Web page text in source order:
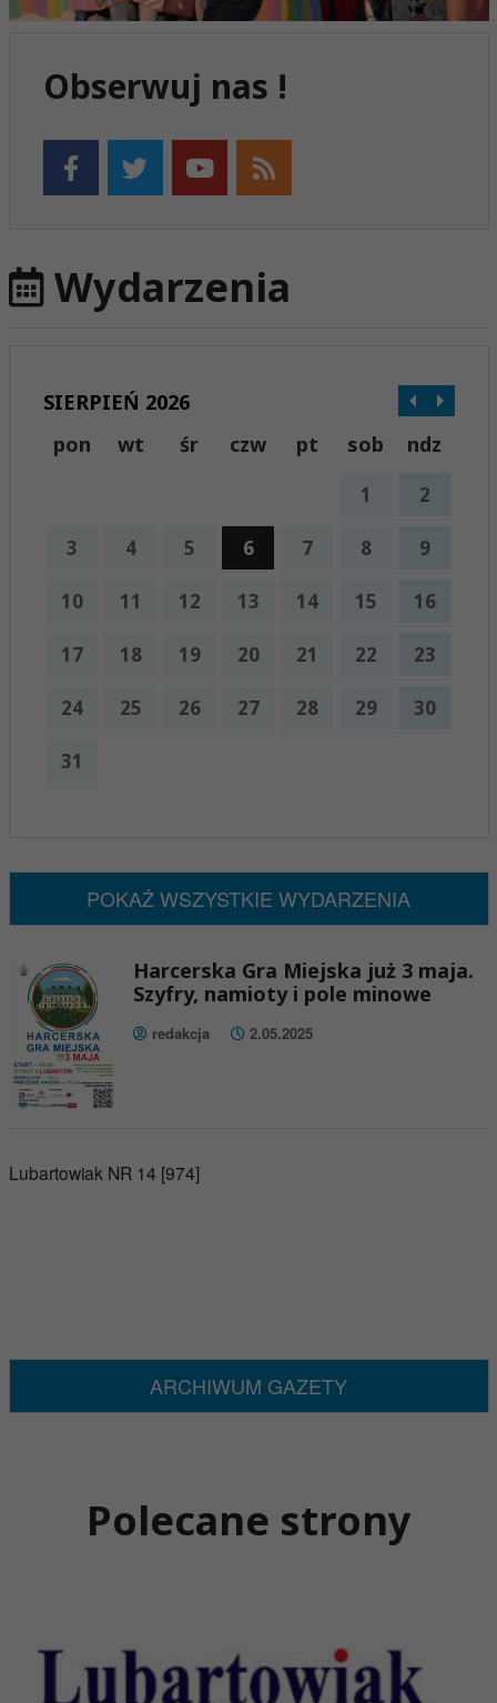
Obserwuj nas !
Wydarzenia
SIERPIEŃ 2026
pon
wt śr czw pt sob ndz
1 2
3 4 5 6 7 8 9
10 11 12 13 14 15 16
17 18 19 20 21 22 23
24 25 26 27 28 29 30
31
POKAŻ WSZYSTKIE WYDARZENIA
Harcerska Gra Miejska już 3 maja.
Szyfry, namioty i pole minowe
redakcja 2.05.2025
Lubartowiak NR 14 [974]
ARCHIWUM GAZETY
Polecane strony